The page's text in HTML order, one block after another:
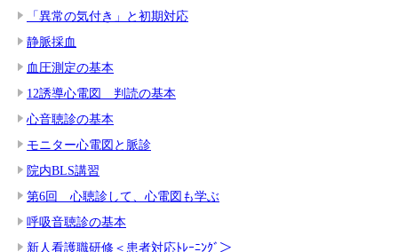
「異常の気付き」と初期対応
静脈採血
血圧測定の基本
12誘導心電図 判読の基本
心音聴診の基本
モニター心電図と脈診
院内BLS講習
第6回 心聴診して、心電図も学ぶ
呼吸音聴診の基本
新人看護職研修＜患者対応ﾄﾚｰﾆﾝｸﾞ＞